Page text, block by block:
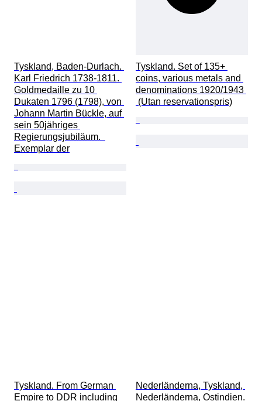
Tyskland, Baden-Durlach.
Karl Friedrich 1738-1811.
Goldmedaille zu 10
Dukaten 1796 (1798), von
Johann Martin Bückle, auf
sein 50jähriges
Regierungsjubiläum.
Exemplar der
Tyskland. Set of 135+
coins, various metals and
denominations 1920/1943
(Utan reservationspris)
Tyskland. From German
Empire to DDR including
Nederländerna, Tyskland,
Nederländerna, Ostindien.